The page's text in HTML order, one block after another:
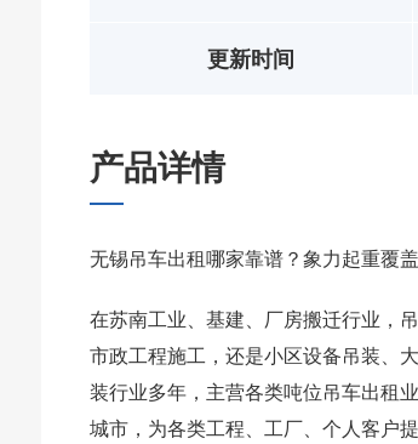
更新时间
产品详情
无锡吊车出租哪家靠谱？象力起重覆
在苏南工业、基建、厂房搬迁行业，
市政工程施工，还是小区设备吊装、
装行业多年，主营各类吨位吊车出租
城市，为各类工程、工厂、个人客户